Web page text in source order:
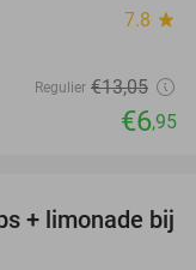
7.8 star
Regulier €13,05
€6,95
50%
+ limonade bij